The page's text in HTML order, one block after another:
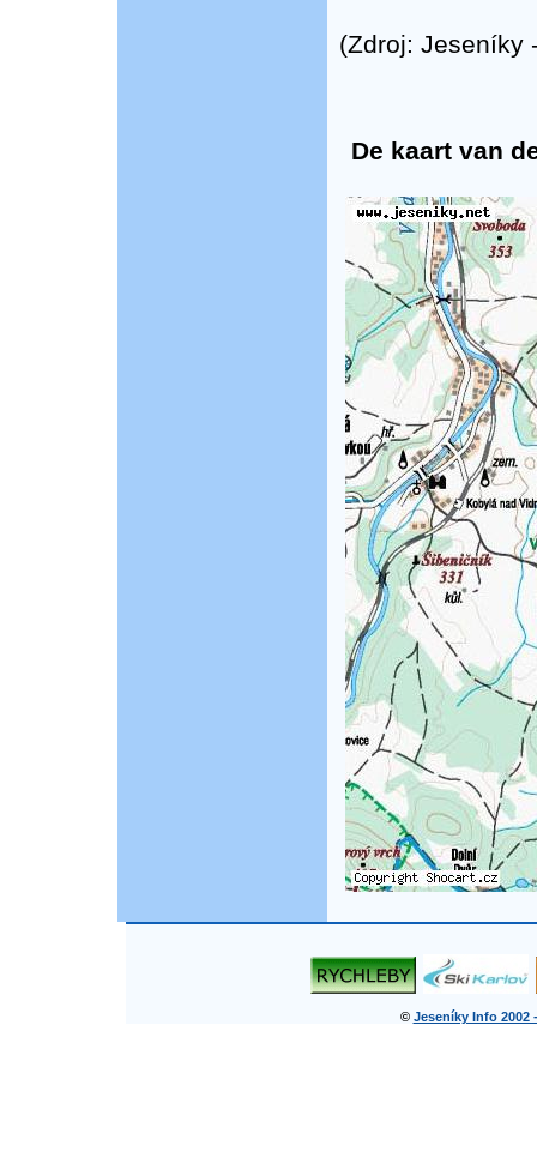
(Zdroj: Jeseníky
De kaart van
© Jeseníky Info 2002